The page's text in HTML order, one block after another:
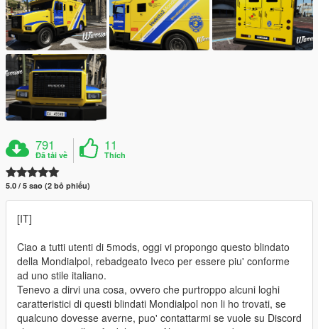
791
Đã tải về
11
Thích
5.0 / 5 sao (2 bỏ phiếu)
[IT]
Ciao a tutti utenti di 5mods, oggi vi propongo questo blindato
della Mondialpol, rebadgeato Iveco per essere piu' conforme
ad uno stile italiano.
Tenevo a dirvi una cosa, ovvero che purtroppo alcuni loghi
caratteristici di questi blindati Mondialpol non li ho trovati, se
qualcuno dovesse averne, puo' contattarmi se vuole su Discord